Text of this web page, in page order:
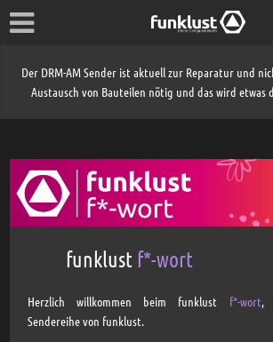
Der DRM-AM Sender ist aktuell zur Reparatur und
Austausch von Bauteilen nötig und das wird etwas
funklust f*-wort
Herzlich willkommen beim funklust f*-wort,
Sendereihe von funklust.